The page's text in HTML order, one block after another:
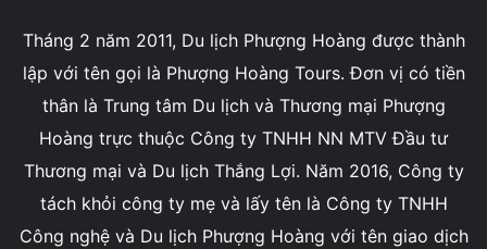
Tháng 2 năm 2011, Du lịch Phượng Hoàng được thành
lập với tên gọi là Phượng Hoàng Tours. Đơn vị có tiền
thân là Trung tâm Du lịch và Thương mại Phượng
Hoàng trực thuộc Công ty TNHH NN MTV Đầu tư
Thương mại và Du lịch Thắng Lợi. Năm 2016, Công ty
tách khỏi công ty mẹ và lấy tên là Công ty TNHH
Công nghệ và Du lịch Phượng Hoàng với tên giao dịch